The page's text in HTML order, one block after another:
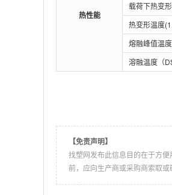
热性能
载荷下热变
热变形温度
熔融峰值温度
溶融温度（
【免责声明】
找塑网发布此信息目的在于方
前，应向生产商或采购商索取或